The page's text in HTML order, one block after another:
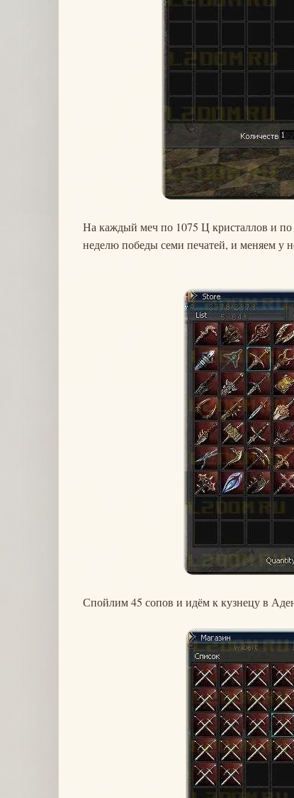
На каждый меч по 1075 Ц кристаллов и по
неделю победы семи печатей, и меняем у
Спойлим 45 сопов и идём к кузнецу в